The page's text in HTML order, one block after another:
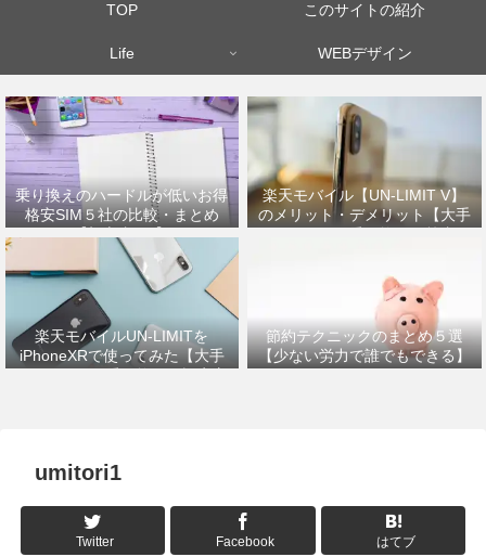
TOP このサイトの紹介
Life WEBデザイン
乗り換えのハードルが低いお得
格安SIM５社の比較・まとめ
【初心者OK】
楽天モバイル【UN-LIMIT V】
のメリット・デメリット【大手
楽天モバイルUN-LIMITを
iPhoneXRで使ってみた【大手
キャリアから乗り換えの設定方
節約テクニックのまとめ５選
【少ない労力で誰でもできる】
umitori1
Twitter Facebook はてブ